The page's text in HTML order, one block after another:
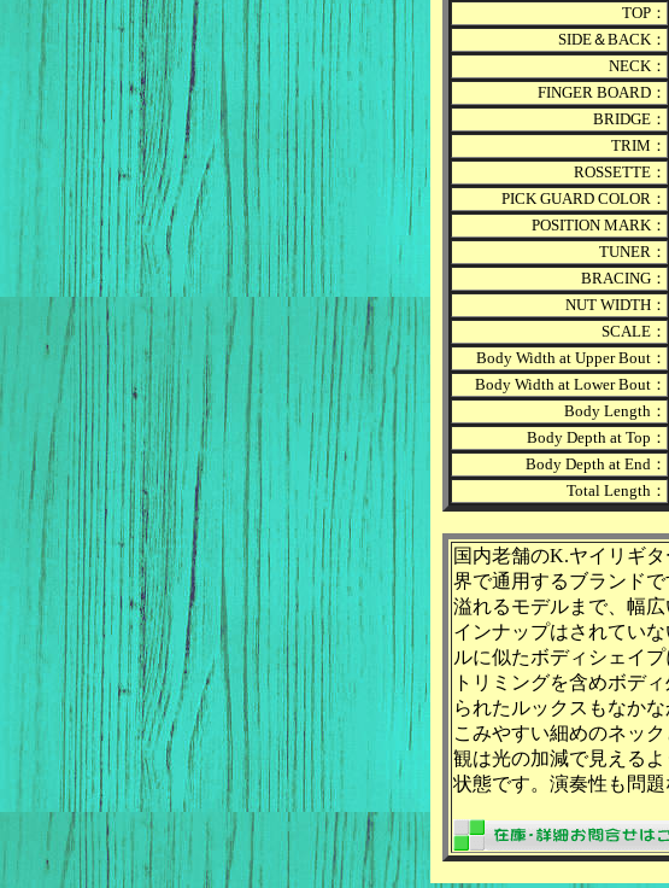
TOP：
SIDE＆BACK：
NECK：
FINGER BOARD：
BRIDGE：
TRIM：
ROSSETTE：
PICK GUARD COLOR：
POSITION MARK：
TUNER：
BRACING：
NUT WIDTH：
SCALE：
Body Width at Upper Bout：
Body Width at Lower Bout：
Body Length：
Body Depth at Top：
Body Depth at End：
Total Length：
国内老舗のK.ヤイリギ
界で通用するブランド
溢れるモデルまで、幅
インナップはされてい
ルに似たボディシェイ
トリミングを含めボデ
られたルックスもなか
こみやすい細めのネッ
観は光の加減で見える
状態です。演奏性も問題